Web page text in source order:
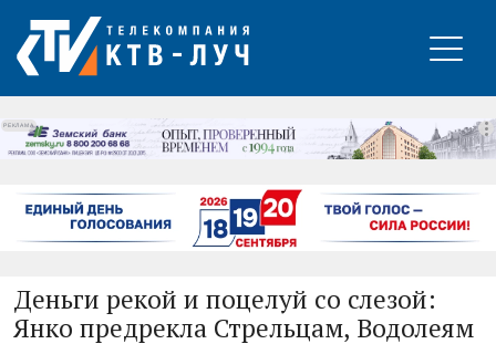
РЕКЛАМА
Деньги рекой и поцелуй со слезой:
Янко предрекла Стрельцам, Водолеям